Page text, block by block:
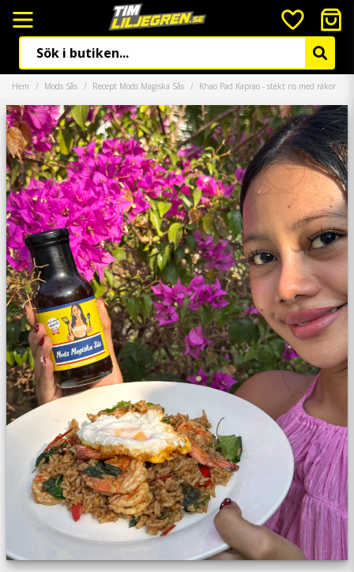
Hem Mods Sås Recept Mods Magiska Sås Khao Pad Kaprao - stekt ris med räkor